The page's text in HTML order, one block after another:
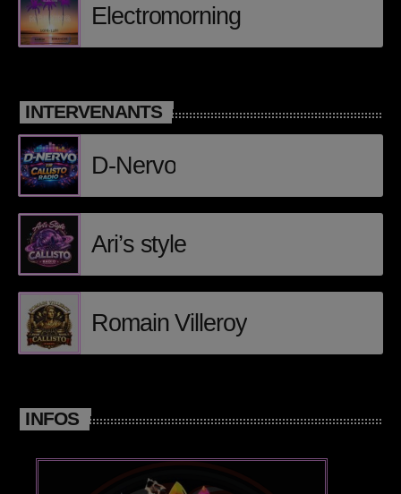
Music
News
Posts
Video stories
Electromorning
INTERVENANTS
D-Nervo
Ari’s style
Romain Villeroy
INFOS